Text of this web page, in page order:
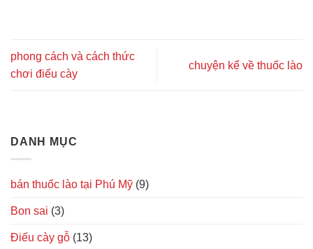
DANH MỤC
bán thuốc lào tại Phú Mỹ (9)
Bon sai (3)
Điếu cày gỗ (13)
phong cách và cách thức
chơi điếu cày
chuyện kể về thuốc lào